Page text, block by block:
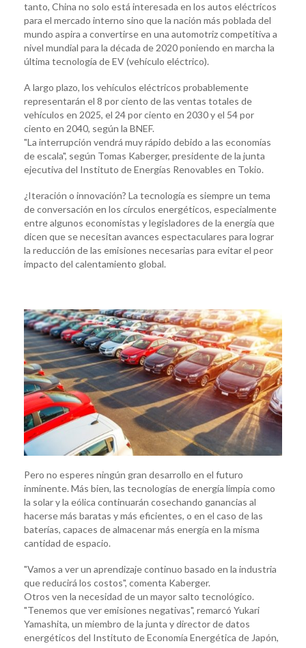
tanto, China no solo está interesada en los autos eléctricos
para el mercado interno sino que la nación más poblada del
mundo aspira a convertirse en una automotriz competitiva a
nivel mundial para la década de 2020 poniendo en marcha la
última tecnología de EV (vehículo eléctrico).
A largo plazo, los vehículos eléctricos probablemente
representarán el 8 por ciento de las ventas totales de
vehículos en 2025, el 24 por ciento en 2030 y el 54 por
ciento en 2040, según la BNEF.
"La interrupción vendrá muy rápido debido a las economías
de escala", según Tomas Kaberger, presidente de la junta
ejecutiva del Instituto de Energías Renovables en Tokio.
¿Iteración o innovación? La tecnología es siempre un tema
de conversación en los círculos energéticos, especialmente
entre algunos economistas y legisladores de la energía que
dicen que se necesitan avances espectaculares para lograr
la reducción de las emisiones necesarias para evitar el peor
impacto del calentamiento global.
Pero no esperes ningún gran desarrollo en el futuro
inminente. Más bien, las tecnologías de energía limpia como
la solar y la eólica continuarán cosechando ganancias al
hacerse más baratas y más eficientes, o en el caso de las
baterías, capaces de almacenar más energía en la misma
cantidad de espacio.
"Vamos a ver un aprendizaje continuo basado en la industria
que reducirá los costos", comenta Kaberger.
Otros ven la necesidad de un mayor salto tecnológico.
"Tenemos que ver emisiones negativas", remarcó Yukari
Yamashita, un miembro de la junta y director de datos
energéticos del Instituto de Economía Energética de Japón,